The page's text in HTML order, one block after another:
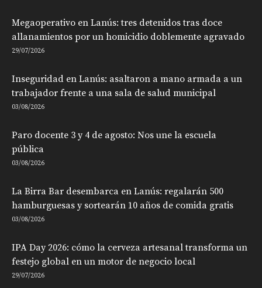
Megaoperativo en Lanús: tres detenidos tras doce
allanamientos por un homicidio doblemente agravado
29/07/2026
Inseguridad en Lanús: asaltaron a mano armada a un
trabajador frente a una sala de salud municipal
03/08/2026
Paro docente 3 y 4 de agosto: Nos une la escuela
pública
03/08/2026
La Birra Bar desembarca en Lanús: regalarán 500
hamburguesas y sortearán 10 años de comida gratis
03/08/2026
IPA Day 2026: cómo la cerveza artesanal transforma un
festejo global en un motor de negocio local
29/07/2026